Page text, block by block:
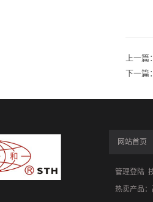
上一篇：
下一篇：
网站首页
管理登陆
热卖产品：